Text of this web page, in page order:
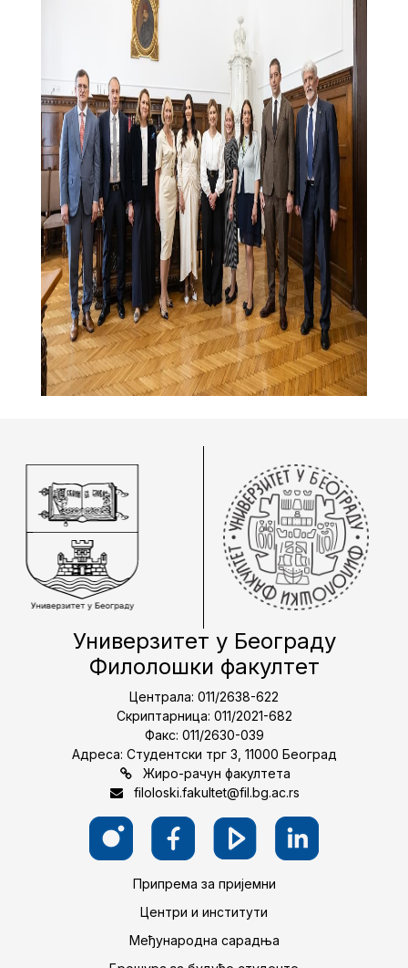
Универзитет у Београду
Филолошки факултет
Централа: 011/2638-622
Скриптарница: 011/2021-682
Факс: 011/2630-039
Адреса: Студентски трг 3, 11000 Београд
Жиро-рачун факултета
filoloski.fakultet@fil.bg.ac.rs
Припрема за пријемни
Центри и институти
Међународна сарадња